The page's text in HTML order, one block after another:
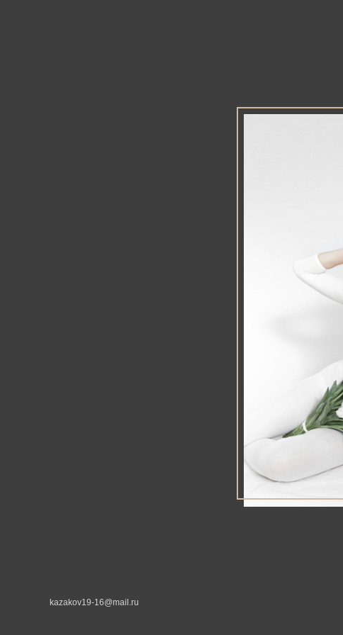
kazakov19-16@mail.ru